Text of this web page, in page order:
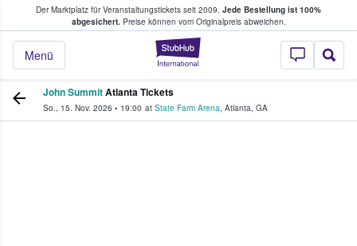
Der Marktplatz für Veranstaltungstickets seit 2009. Jede Bestellung ist 100%
abgesichert.Preise können vom Originalpreis abweichen.
StubHub - Wo
Menü
Tickets kaufen & verkaufen
John SummitAtlanta Tickets
So., 15. Nov. 2026 • 19:00 at State Farm Arena, Atlanta, GA